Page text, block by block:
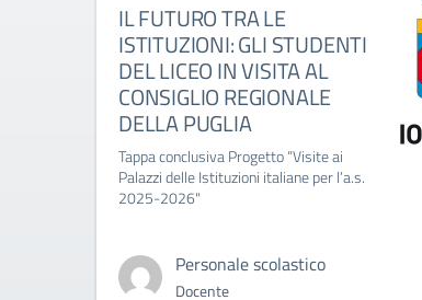
IL FUTURO TRA LE
ISTITUZIONI: GLI STUDENTI
DEL LICEO IN VISITA AL
CONSIGLIO REGIONALE
DELLA PUGLIA
Tappa conclusiva Progetto “Visite ai
Palazzi delle Istituzioni italiane per l’a.s.
2025-2026"
Personale scolastico
Docente